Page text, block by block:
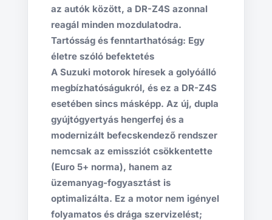
az autók között, a DR-Z4S azonnal
reagál minden mozdulatodra.
Tartósság és fenntarthatóság: Egy
életre szóló befektetés
A Suzuki motorok híresek a golyóálló
megbízhatóságukról, és ez a DR-Z4S
esetében sincs másképp. Az új, dupla
gyújtógyertyás hengerfej és a
modernizált befecskendező rendszer
nemcsak az emissziót csökkentette
(Euro 5+ norma), hanem az
üzemanyag-fogyasztást is
optimalizálta. Ez a motor nem igényel
folyamatos és drága szervizelést;